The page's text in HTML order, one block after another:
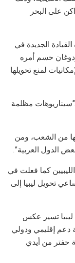
على البحر
الجديدة في
حسم أمره
لمنع تحويلها
مظلمة
من الشعب، ومن
الدول العربية”.
كما فعلت في
تحويل ليبيا إلى
ليبيا تسير عكس
دعم إقليمي ودولي
حفتر من أيدي